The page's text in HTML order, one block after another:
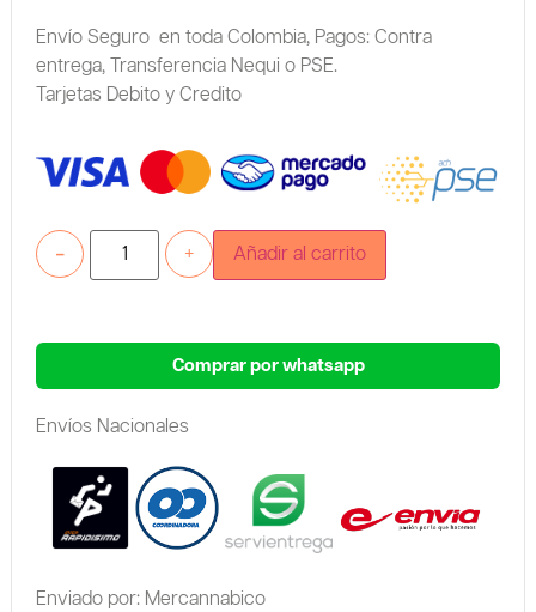
Envío Seguro en toda Colombia, Pagos: Contra
entrega,
Transferencia Nequi o PSE.
Tarjetas Debito y Credito
+
- Añadir al carrito
Comprar por whatsapp
Envíos Nacionales
Enviado por: Mercannabico